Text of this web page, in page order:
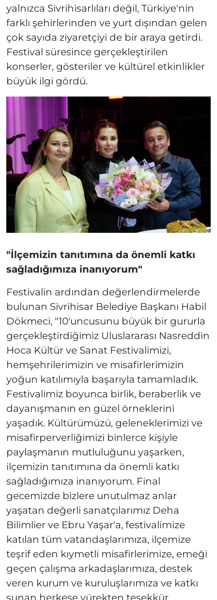
yalnızca Sivrihisarlıları değil, Türkiye'nin
farklı şehirlerinden ve yurt dışından gelen
çok sayıda ziyaretçiyi de bir araya getirdi.
Festival süresince gerçekleştirilen
konserler, gösteriler ve kültürel etkinlikler
büyük ilgi gördü.
"İlçemizin tanıtımına da önemli katkı
sağladığımıza inanıyorum"
Festivalin ardından değerlendirmelerde
bulunan Sivrihisar Belediye Başkanı Habil
Dökmeci, "10'uncusunu büyük bir gururla
gerçekleştirdiğimiz Uluslararası Nasreddin
Hoca Kültür ve Sanat Festivalimizi,
hemşehrilerimizin ve misafirlerimizin
yoğun katılımıyla başarıyla tamamladık.
Festivalimiz boyunca birlik, beraberlik ve
dayanışmanın en güzel örneklerini
yaşadık. Kültürümüzü, geleneklerimizi ve
misafirperverliğimizi binlerce kişiyle
paylaşmanın mutluluğunu yaşarken,
ilçemizin tanıtımına da önemli katkı
sağladığımıza inanıyorum. Final
gecemizde bizlere unutulmaz anlar
yaşatan değerli sanatçılarımız Deha
Bilimlier ve Ebru Yaşar'a, festivalimize
katılan tüm vatandaşlarımıza, ilçemize
teşrif eden kıymetli misafirlerimize, emeği
geçen çalışma arkadaşlarımıza, destek
veren kurum ve kuruluşlarımıza ve katkı